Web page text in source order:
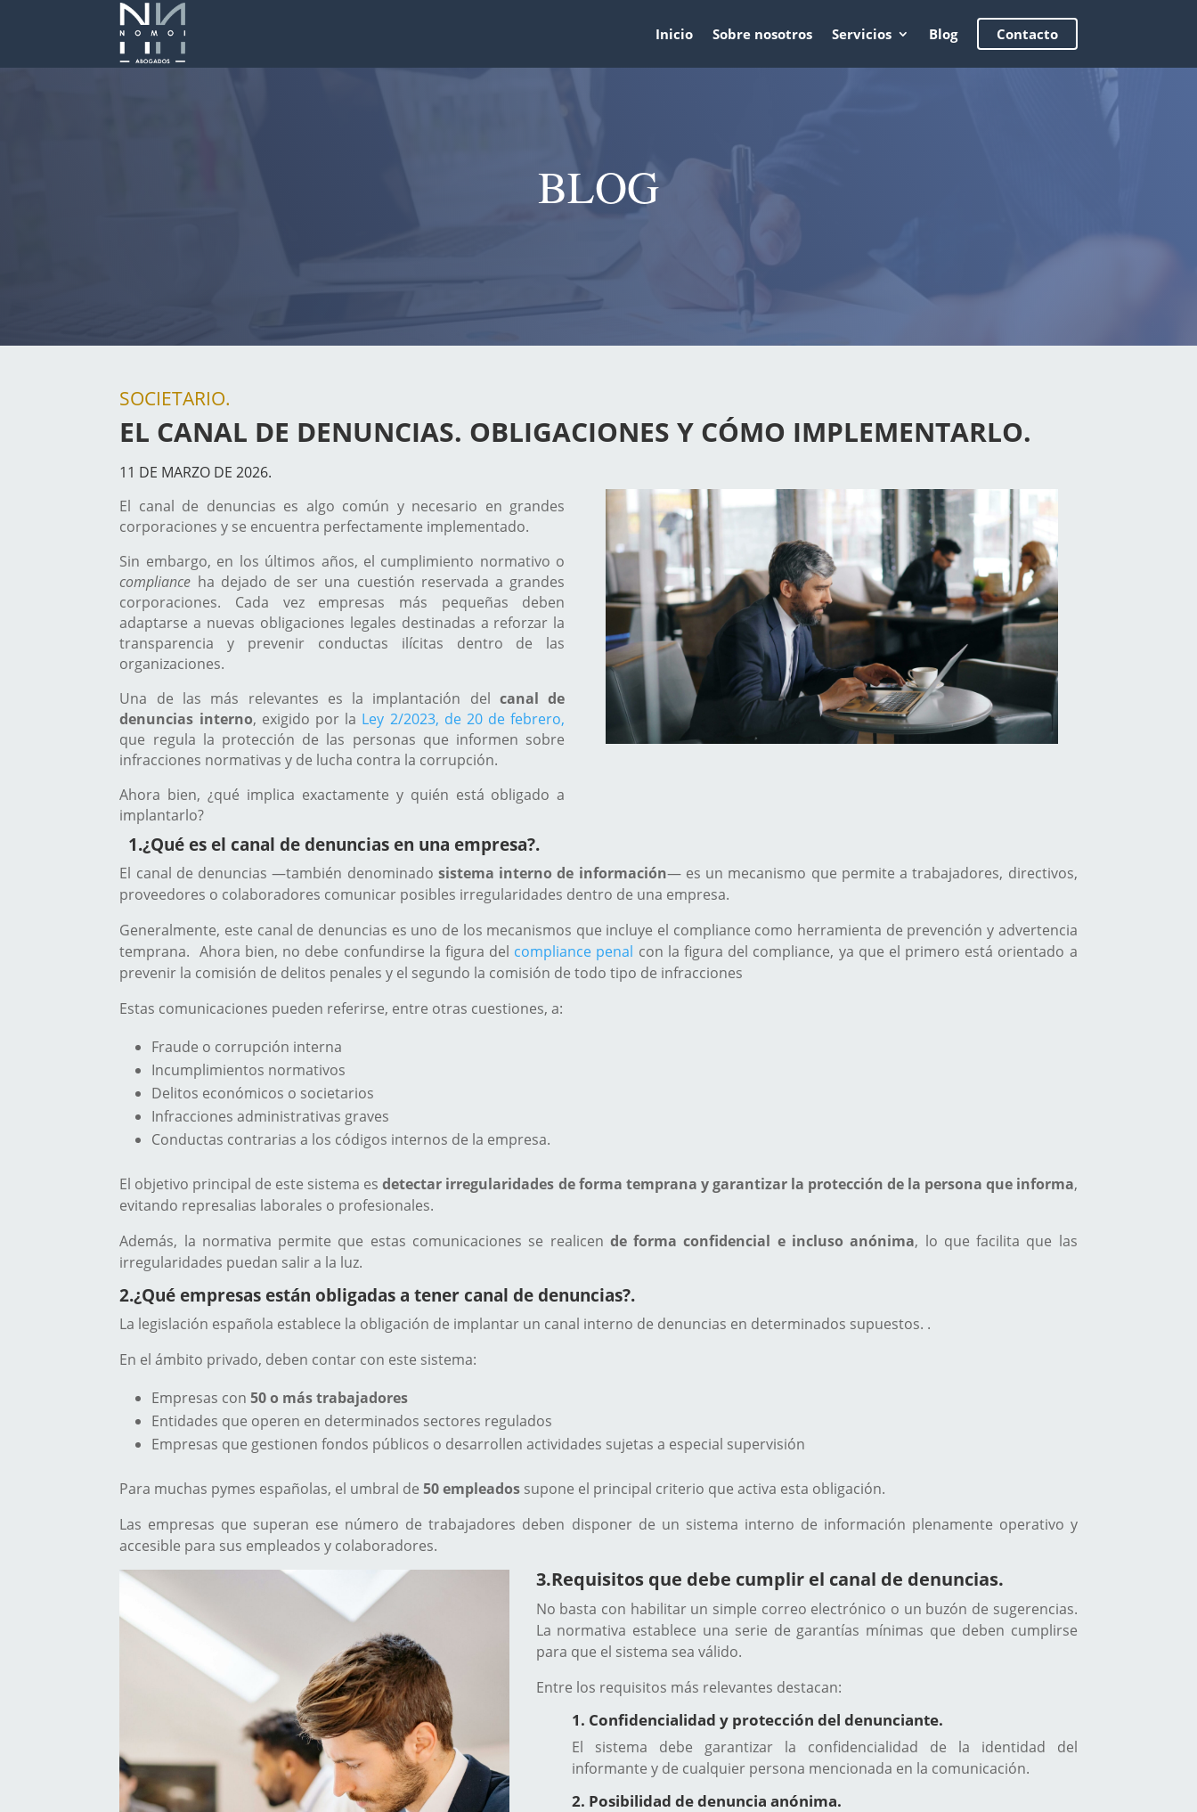
Inicio Sobre nosotros Servicios Blog Contacto
BLOG
SOCIETARIO.
EL CANAL DE DENUNCIAS. OBLIGACIONES Y CÓMO IMPLEMENTARLO.
11 DE MARZO DE 2026.
El canal de denuncias es algo común y necesario en grandes
corporaciones y se encuentra perfectamente implementado.
Sin embargo, en los últimos años, el cumplimiento normativo o
compliance ha dejado de ser una cuestión reservada a grandes
corporaciones. Cada vez empresas más pequeñas deben
adaptarse a nuevas obligaciones legales destinadas a reforzar la
transparencia y prevenir conductas ilícitas dentro de las
organizaciones.
Una de las más relevantes es la implantación del canal de
denuncias interno, exigido por la Ley 2/2023, de 20 de febrero,
que regula la protección de las personas que informen sobre
infracciones normativas y de lucha contra la corrupción.
Ahora bien, ¿qué implica exactamente y quién está obligado a
implantarlo?
1.¿Qué es el canal de denuncias en una empresa?.
El canal de denuncias —también denominado sistema interno de información— es un mecanismo que permite a trabajadores, directivos,
proveedores o colaboradores comunicar posibles irregularidades dentro de una empresa.
Generalmente, este canal de denuncias es uno de los mecanismos que incluye el compliance como herramienta de prevención y advertencia
temprana. Ahora bien, no debe confundirse la figura del compliance penal con la figura del compliance, ya que el primero está orientado a
prevenir la comisión de delitos penales y el segundo la comisión de todo tipo de infracciones
Estas comunicaciones pueden referirse, entre otras cuestiones, a:
Fraude o corrupción interna
Incumplimientos normativos
Delitos económicos o societarios
Infracciones administrativas graves
Conductas contrarias a los códigos internos de la empresa.
El objetivo principal de este sistema esdetectar irregularidades de forma temprana y garantizar la protección de la persona que informa,
evitando represalias laborales o profesionales.
Además, la normativa permite que estas comunicaciones se realicen de forma confidencial e incluso anónima, lo que facilita que las
irregularidades puedan salir a la luz.
2.¿Qué empresas están obligadas a tener canal de denuncias?.
La legislación española establece la obligación de implantar un canal interno de denuncias en determinados supuestos. .
En el ámbito privado, deben contar con este sistema:
Empresas con50 o más trabajadores
Entidades que operen en determinados sectores regulados
Empresas que gestionen fondos públicos o desarrollen actividades sujetas a especial supervisión
Para muchas pymes españolas, el umbral de50 empleados supone el principal criterio que activa esta obligación.
Las empresas que superan ese número de trabajadores deben disponer de un sistema interno de información plenamente operativo y
accesible para sus empleados y colaboradores.
3.Requisitos que debe cumplir el canal de denuncias.
No basta con habilitar un simple correo electrónico o un buzón de sugerencias.
La normativa establece una serie de garantías mínimas que deben cumplirse
para que el sistema sea válido.
Entre los requisitos más relevantes destacan:
1. Confidencialidad y protección del denunciante.
El sistema debe garantizar la confidencialidad de la identidad del
informante y de cualquier persona mencionada en la comunicación.
2. Posibilidad de denuncia anónima.